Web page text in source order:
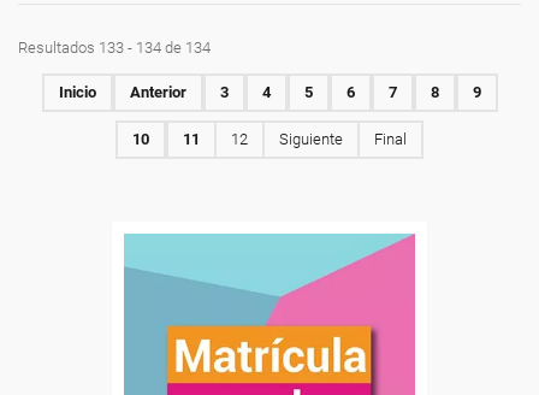
Resultados 133 - 134 de 134
Inicio Anterior 3 4 5 6 7 8 9
10 11 12 Siguiente Final